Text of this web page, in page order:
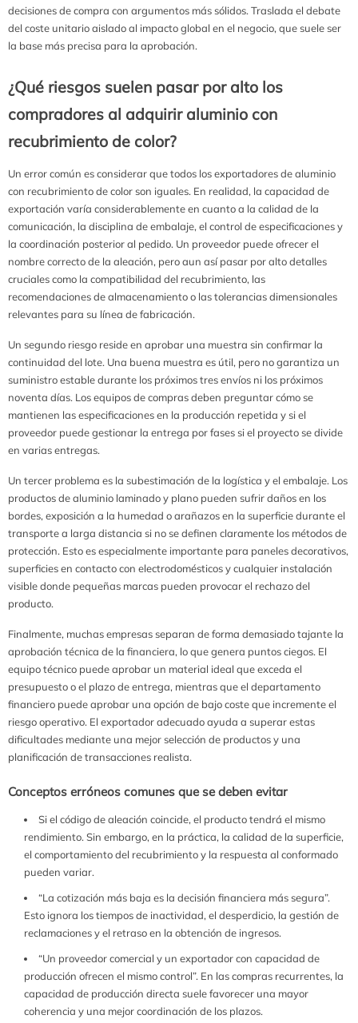
decisiones de compra con argumentos más sólidos. Traslada el debate
del coste unitario aislado al impacto global en el negocio, que suele ser
la base más precisa para la aprobación.
¿Qué riesgos suelen pasar por alto los
compradores al adquirir aluminio con
recubrimiento de color?
Un error común es considerar que todos los exportadores de aluminio
con recubrimiento de color son iguales. En realidad, la capacidad de
exportación varía considerablemente en cuanto a la calidad de la
comunicación, la disciplina de embalaje, el control de especificaciones y
la coordinación posterior al pedido. Un proveedor puede ofrecer el
nombre correcto de la aleación, pero aun así pasar por alto detalles
cruciales como la compatibilidad del recubrimiento, las
recomendaciones de almacenamiento o las tolerancias dimensionales
relevantes para su línea de fabricación.
Un segundo riesgo reside en aprobar una muestra sin confirmar la
continuidad del lote. Una buena muestra es útil, pero no garantiza un
suministro estable durante los próximos tres envíos ni los próximos
noventa días. Los equipos de compras deben preguntar cómo se
mantienen las especificaciones en la producción repetida y si el
proveedor puede gestionar la entrega por fases si el proyecto se divide
en varias entregas.
Un tercer problema es la subestimación de la logística y el embalaje. Los
productos de aluminio laminado y plano pueden sufrir daños en los
bordes, exposición a la humedad o arañazos en la superficie durante el
transporte a larga distancia si no se definen claramente los métodos de
protección. Esto es especialmente importante para paneles decorativos,
superficies en contacto con electrodomésticos y cualquier instalación
visible donde pequeñas marcas pueden provocar el rechazo del
producto.
Finalmente, muchas empresas separan de forma demasiado tajante la
aprobación técnica de la financiera, lo que genera puntos ciegos. El
equipo técnico puede aprobar un material ideal que exceda el
presupuesto o el plazo de entrega, mientras que el departamento
financiero puede aprobar una opción de bajo coste que incremente el
riesgo operativo. El exportador adecuado ayuda a superar estas
dificultades mediante una mejor selección de productos y una
planificación de transacciones realista.
Conceptos erróneos comunes que se deben evitar
Si el código de aleación coincide, el producto tendrá el mismo
rendimiento. Sin embargo, en la práctica, la calidad de la superficie,
el comportamiento del recubrimiento y la respuesta al conformado
pueden variar.
“La cotización más baja es la decisión financiera más segura”.
Esto ignora los tiempos de inactividad, el desperdicio, la gestión de
reclamaciones y el retraso en la obtención de ingresos.
“Un proveedor comercial y un exportador con capacidad de
producción ofrecen el mismo control”. En las compras recurrentes, la
capacidad de producción directa suele favorecer una mayor
coherencia y una mejor coordinación de los plazos.